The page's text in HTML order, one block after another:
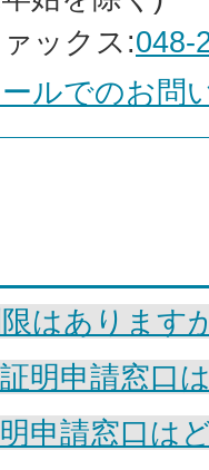
ックス:048-
ルでのお問
はあります
明申請窓口
申請窓口は